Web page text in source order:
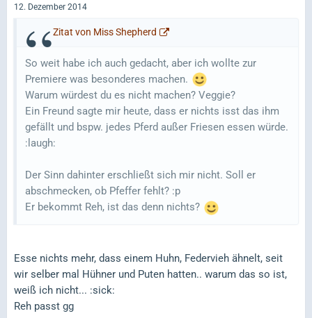
12. Dezember 2014
Zitat von Miss Shepherd
So weit habe ich auch gedacht, aber ich wollte zur
Premiere was besonderes machen.
Warum würdest du es nicht machen? Veggie?
Ein Freund sagte mir heute, dass er nichts isst das ihm
gefällt und bspw. jedes Pferd außer Friesen essen würde.
:laugh:
Der Sinn dahinter erschließt sich mir nicht. Soll er
abschmecken, ob Pfeffer fehlt? :p
Er bekommt Reh, ist das denn nichts?
Esse nichts mehr, dass einem Huhn, Federvieh ähnelt, seit
wir selber mal Hühner und Puten hatten.. warum das so ist,
weiß ich nicht... :sick:
Reh passt gg